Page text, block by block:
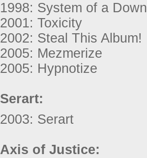
1998: System of a Down
2001: Toxicity
2002: Steal This Album!
2005: Mezmerize
2005: Hypnotize
Serart:
2003: Serart
Axis of Justice: